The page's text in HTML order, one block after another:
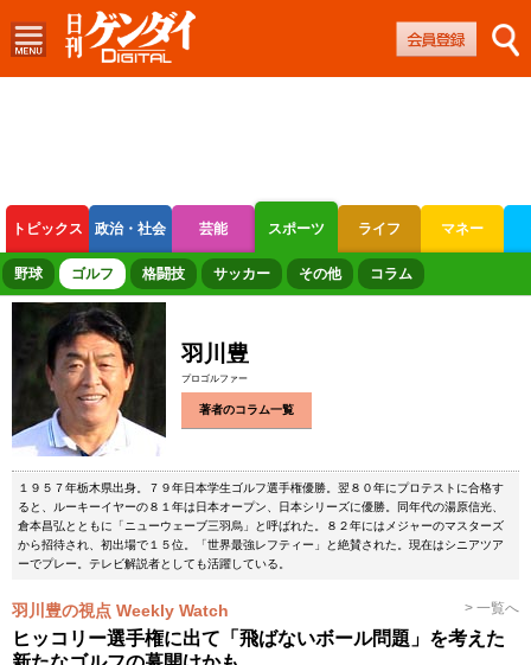
トピックス 政治・社会 芸能 スポーツ ライフ マネー
ボートレース 競輪 オートレース
野球 ゴルフ 格闘技 サッカー その他 コラム
羽川豊
プロゴルファー
著者のコラム一覧
１９５７年栃木県出身。７９年日本学生ゴルフ選手権優勝。翌８０年にプロテストに合格す
ると、ルーキーイヤーの８１年は日本オープン、日本シリーズに優勝。同年代の湯原信光、
倉本昌弘とともに「ニューウェーブ三羽烏」と呼ばれた。８２年にはメジャーのマスターズ
から招待され、初出場で１５位。「世界最強レフティー」と絶賛された。現在はシニアツア
ーでプレー。テレビ解説者としても活躍している。
羽川豊の視点 Weekly Watch > 一覧へ
ヒッコリー選手権に出て「飛ばないボール問題」を考えた